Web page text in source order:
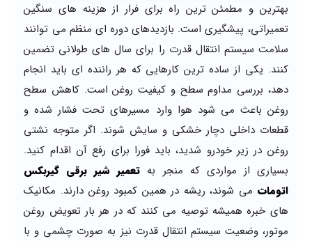
بهترین و مطمئن ترین راه برای فرار از هزینه های سنگین
تعمیراتی، پیشگیری است. بازدیدهای دوره ای منظم می توانند
سلامت سیستم انتقال قدرت را برای سال های طولانی تضمین
کنند. یکی از ساده ترین کارهایی که هر راننده ای باید انجام
دهد، بررسی مداوم سطح و کیفیت روغن است. کاهش سطح
روغن باعث می شود هوا وارد مسیرهای تحت فشار شده و
قطعات داخلی دچار خشکی و سایش شوند. اگر متوجه نشتی
روغن در زیر خودرو شدید، باید فورا برای رفع آن اقدام کنید.
بسیاری از مواردی که منجر به تعمیر شیر برقی گیربکس
اتومات می شوند، ریشه در همین کمبود روغن دارند. مکانیک
های خبره همیشه توصیه می کنند که در هر بار تعویض روغن
موتور، وضعیت سیستم انتقال قدرت نیز به صورت چشمی و با